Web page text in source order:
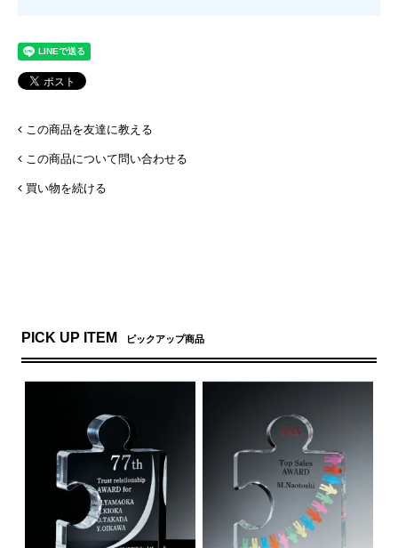
この商品を友達に教える
この商品について問い合わせる
買い物を続ける
PICK UP ITEM ピックアップ商品